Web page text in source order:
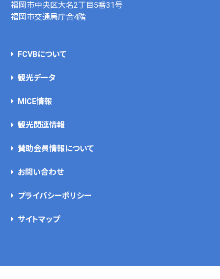
福岡市中央区大名2丁目5番31号
福岡市交通局庁舎4階
FCVBについて
観光データ
MICE情報
観光関連情報
賛助会員情報について
お問い合わせ
プライバシーポリシー
サイトマップ